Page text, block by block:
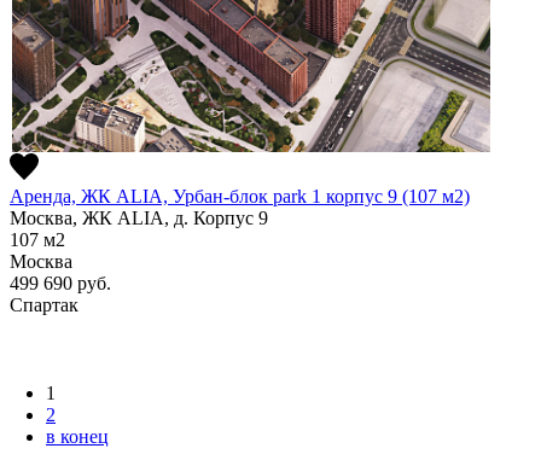
Аренда, ЖК ALIA, Урбан-блок park 1 корпус 9 (107 м2)
Москва, ЖК ALIA, д. Корпус 9
107 м2
Москва
499 690 руб.
Спартак
1
2
в конец